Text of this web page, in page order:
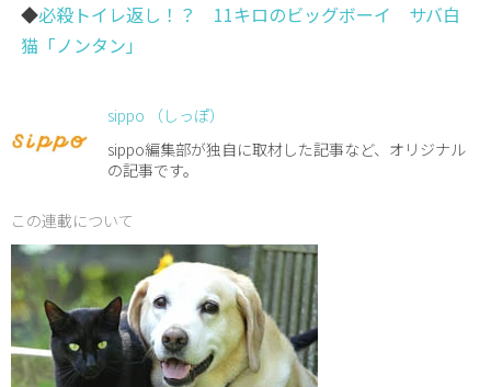
◆必殺トイレ返し！？ 11キロのビッグボーイ サバ白
猫「ノンタン」
sippo （しっぽ）
sippo編集部が独自に取材した記事など、オリジナル
の記事です。
この連載について